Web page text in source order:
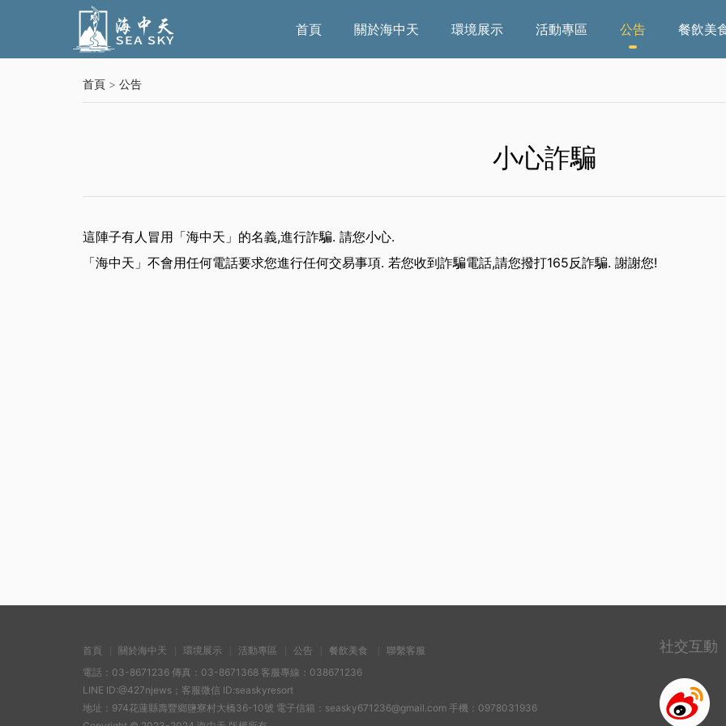
首頁 關於海中天 環境展示 活動專區 公告 餐飲美
首頁 > 公告
小心詐騙
這陣子有人冒用「海中天」的名義,進行詐騙. 請您小心.
「海中天」不會用任何電話要求您進行任何交易事項. 若您收到詐騙電話,請您撥打165反詐騙. 謝謝您!
首頁 關於海中天 環境展示 活動專區 公告 餐飲美食
聯繫客服
電話：03-8671236 傳真：03-8671368 客服專線：038671236
LINE ID:@427njews；客服微信 ID:seaskyresort
地址：974花蓮縣壽豐鄉鹽寮村大橋36-10號 電子信箱：seasky671236@gmail.com 手機：0978031936
社交互動